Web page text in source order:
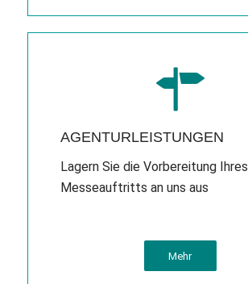
AGENTURLEISTUNGEN
Lagern Sie die Vorbereitung Ihres
Messeauftritts an uns aus
Mehr